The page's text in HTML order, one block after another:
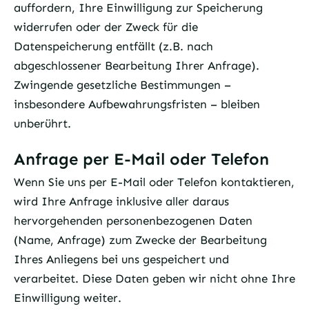
auffordern, Ihre Einwilligung zur Speicherung
widerrufen oder der Zweck für die
Datenspeicherung entfällt (z.B. nach
abgeschlossener Bearbeitung Ihrer Anfrage).
Zwingende gesetzliche Bestimmungen –
insbesondere Aufbewahrungsfristen – bleiben
unberührt.
Anfrage per E-Mail oder Telefon
Wenn Sie uns per E-Mail oder Telefon kontaktieren,
wird Ihre Anfrage inklusive aller daraus
hervorgehenden personenbezogenen Daten
(Name, Anfrage) zum Zwecke der Bearbeitung
Ihres Anliegens bei uns gespeichert und
verarbeitet. Diese Daten geben wir nicht ohne Ihre
Einwilligung weiter.